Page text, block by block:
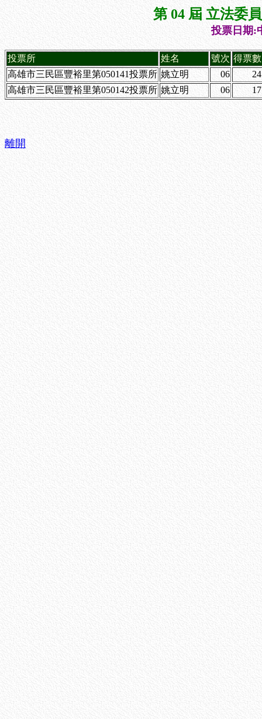
第 04 屆 立法委
投票日期:
投票所 姓名 號次 得票數
高雄市三民區豐裕里第050141投票所 姚立明 06
24
高雄市三民區豐裕里第050142投票所 姚立明 06 17
離開